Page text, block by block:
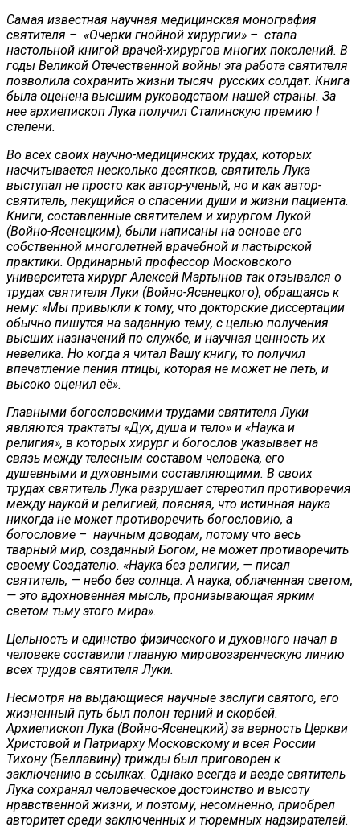
Самая известная научная медицинская монография
святителя – «Очерки гнойной хирургии» – стала
настольной книгой врачей-хирургов многих поколений. В
годы Великой Отечественной войны эта работа святителя
позволила сохранить жизни тысяч русских солдат. Книга
была оценена высшим руководством нашей страны. За
нее архиепископ Лука получил Сталинскую премию I
степени.
Во всех своих научно-медицинских трудах, которых
насчитывается несколько десятков, святитель Лука
выступал не просто как автор-ученый, но и как автор-
святитель, пекущийся о спасении души и жизни пациента.
Книги, составленные святителем и хирургом Лукой
(Войно-Ясенецким), были написаны на основе его
собственной многолетней врачебной и пастырской
практики. Ординарный профессор Московского
университета хирург Алексей Мартынов так отзывался о
трудах святителя Луки (Войно-Ясенецкого), обращаясь к
нему: «Мы привыкли к тому, что докторские диссертации
обычно пишутся на заданную тему, с целью получения
высших назначений по службе, и научная ценность их
невелика. Но когда я читал Вашу книгу, то получил
впечатление пения птицы, которая не может не петь, и
высоко оценил её».
Главными богословскими трудами святителя Луки
являются трактаты «Дух, душа и тело» и «Наука и
религия», в которых хирург и богослов указывает на
связь между телесным составом человека, его
душевными и духовными составляющими. В своих
трудах святитель Лука разрушает стереотип противоречия
между наукой и религией, поясняя, что истинная наука
никогда не может противоречить богословию, а
богословие – научным доводам, потому что весь
тварный мир, созданный Богом, не может противоречить
своему Создателю. «Наука без религии, — писал
святитель, — небо без солнца. А наука, облаченная светом,
— это вдохновенная мысль, пронизывающая ярким
светом тьму этого мира».
Цельность и единство физического и духовного начал в
человеке составили главную мировоззренческую линию
всех трудов святителя Луки.
Несмотря на выдающиеся научные заслуги святого, его
жизненный путь был полон терний и скорбей.
Архиепископ Лука (Войно-Ясенецкий) за верность Церкви
Христовой и Патриарху Московскому и всея России
Тихону (Беллавину) трижды был приговорен к
заключению в ссылках. Однако всегда и везде святитель
Лука сохранял человеческое достоинство и высоту
нравственной жизни, и поэтому, несомненно, приобрел
авторитет среди заключенных и тюремных надзирателей.